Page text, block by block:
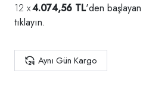
4.074,56 TL'den
tıklayın.
Aynı Gün Kargo